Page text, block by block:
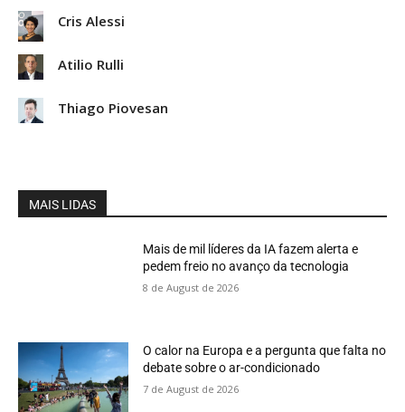
Cris Alessi
Atilio Rulli
Thiago Piovesan
MAIS LIDAS
Mais de mil líderes da IA fazem alerta e
pedem freio no avanço da tecnologia
8 de August de 2026
O calor na Europa e a pergunta que falta no
debate sobre o ar-condicionado
7 de August de 2026